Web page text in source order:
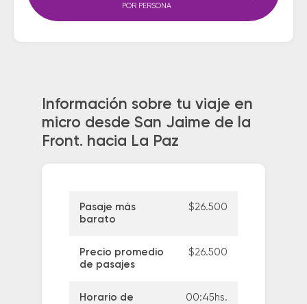
POR PERSONA
Información sobre tu viaje en
micro desde San Jaime de la
Front. hacia La Paz
Pasaje más
barato
$26.500
Precio promedio
de pasajes
$26.500
Horario de
00:45hs.